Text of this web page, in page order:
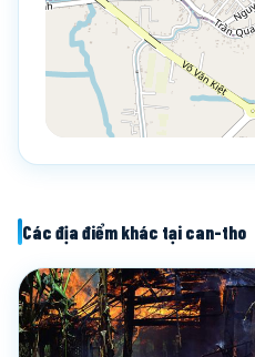
Các địa điểm khác tại can-tho